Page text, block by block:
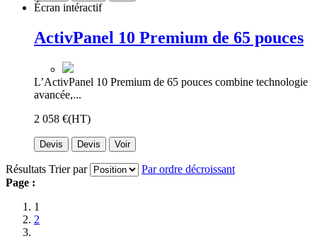
Écran intéractif
ActivPanel 10 Premium de 65 pouces
L’ActivPanel 10 Premium de 65 pouces combine technologie
avancée,...
2 058 €(HT)
Devis Devis Voir
Résultats Trier par
Par ordre décroissant
Page :
1
2